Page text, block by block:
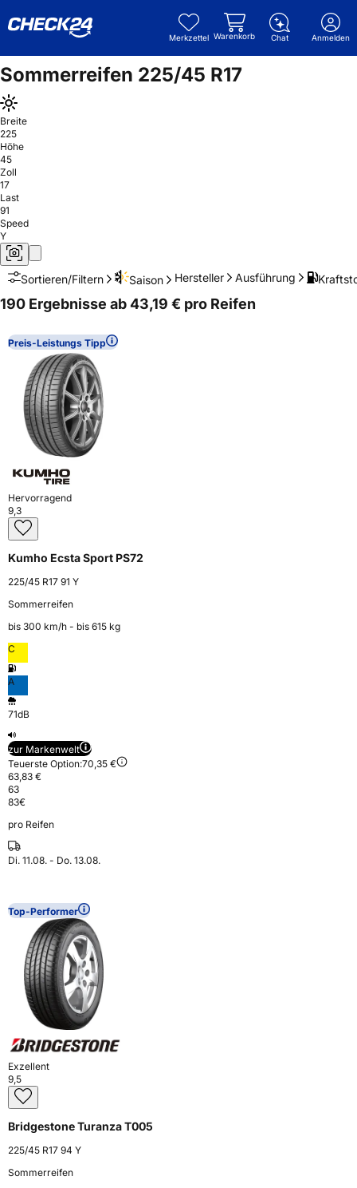
Merkzettel Warenkorb Chat Anmelden
Sommerreifen 225/45 R17
Breite
225
Höhe
45
Zoll
17
Last
91
Speed
Y
Sortieren/Filtern Saison Hersteller Ausführung
190 Ergebnisse ab 43,19 € pro Reifen
Preis-Leistungs Tipp
Hervorragend
9,3
Kumho Ecsta Sport PS72
225/45 R17 91 Y
Sommerreifen
bis 300 km⁠/⁠h - bis 615 kg
C
A
71dB
zur Markenwelt
Teuerste Option:70,35 €
63,83 €
63
83€
pro Reifen
Di. 11.08. - Do. 13.08.
Top-Performer
Exzellent
9,5
Bridgestone Turanza T005
225/45 R17 94 Y
Sommerreifen